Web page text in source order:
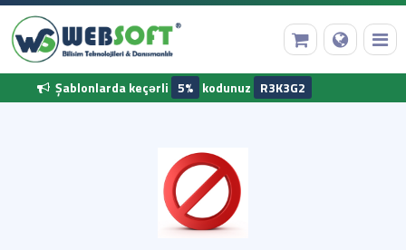
Şablonlarda keçərli 5% kodunuz R3K3G2